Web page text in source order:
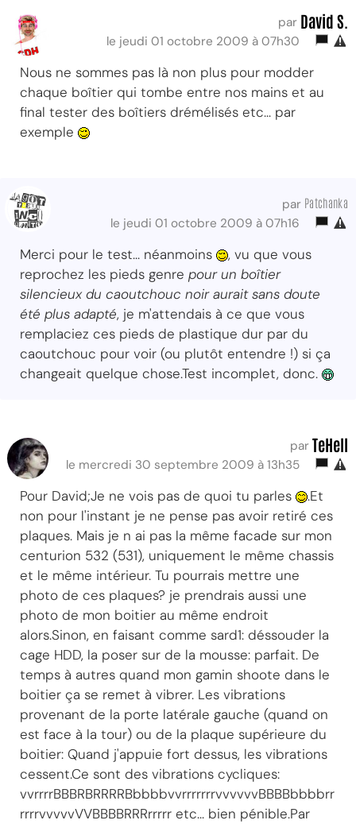
par David S.
le jeudi 01 octobre 2009 à 07h30
Nous ne sommes pas là non plus pour modder
chaque boîtier qui tombe entre nos mains et au
final tester des boîtiers drémélisés etc... par
exemple
par Patchanka
le jeudi 01 octobre 2009 à 07h16
Merci pour le test... néanmoins
, vu que vous
reprochez les pieds genre pour un boîtier
silencieux du caoutchouc noir aurait sans doute
été plus adapté, je m'attendais à ce que vous
remplaciez ces pieds de plastique dur par du
caoutchouc pour voir (ou plutôt entendre !) si ça
changeait quelque chose.Test incomplet, donc.
par TeHell
le mercredi 30 septembre 2009 à 13h35
Pour David;Je ne vois pas de quoi tu parles
.Et
non pour l'instant je ne pense pas avoir retiré ces
plaques. Mais je n ai pas la même facade sur mon
centurion 532 (531), uniquement le même chassis
et le même intérieur. Tu pourrais mettre une
photo de ces plaques? je prendrais aussi une
photo de mon boitier au même endroit
alors.Sinon, en faisant comme sard1: déssouder la
cage HDD, la poser sur de la mousse: parfait. De
temps à autres quand mon gamin shoote dans le
boitier ça se remet à vibrer. Les vibrations
provenant de la porte latérale gauche (quand on
est face à la tour) ou de la plaque supérieure du
boitier: Quand j'appuie fort dessus, les vibrations
cessent.Ce sont des vibrations cycliques:
vvrrrrBBBRBRRRRBbbbbvvrrrrrrrvvvvvvBBBBbbbbrr
rrrrvvvvvVVBBBBRRRrrrrr etc... bien pénible.Par